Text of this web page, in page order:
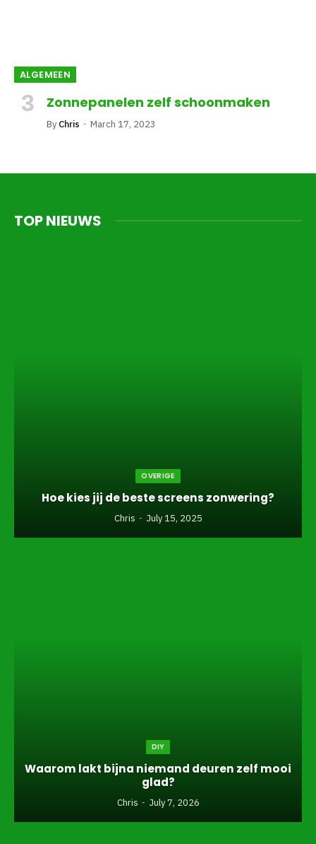
ALGEMEEN
Zonnepanelen zelf schoonmaken
By Chris March 17, 2023
TOP NIEUWS
OVERIGE
Hoe kies jij de beste screens zonwering?
Chris July 15, 2025
DIY
Waarom lakt bijna niemand deuren zelf mooi
glad?
Chris July 7, 2026